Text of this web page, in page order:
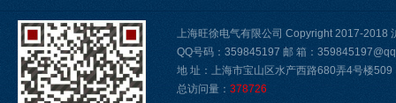
上海旺徐电气有限公司 Copyright 2017-2018
QQ号码：359845197 邮 箱：
地 址：上海市宝山区水产西路680弄4号楼509
总访问量： 378726